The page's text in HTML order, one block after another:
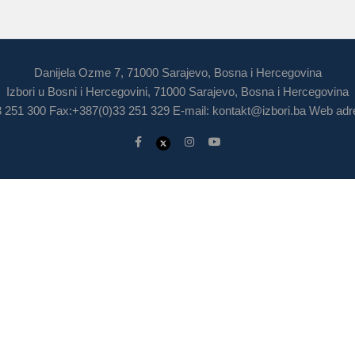
Danijela Ozme 7, 71000 Sarajevo, Bosna i Hercegovina
Izbori u Bosni i Hercegovini, 71000 Sarajevo, Bosna i Hercegovina
251 300 Fax:+387(0)33 251 329 E-mail: kontakt@izbori.baWeb